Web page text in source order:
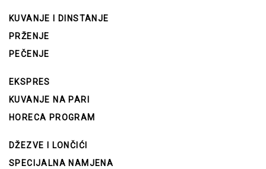
KUVANJE I DINSTANJE
PRŽENJE
PEČENJE
EKSPRES
KUVANJE NA PARI
HORECA PROGRAM
DŽEZVE I LONČIĆI
SPECIJALNA NAMJENA